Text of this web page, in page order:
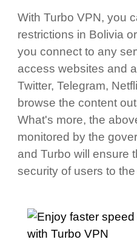
With Turbo VPN, you
restrictions in Bolivia
you connect to any
access websites and
Twitter, Telegram,
browse the content
What's more, the
monitored by the
and Turbo will ensure
security of users to